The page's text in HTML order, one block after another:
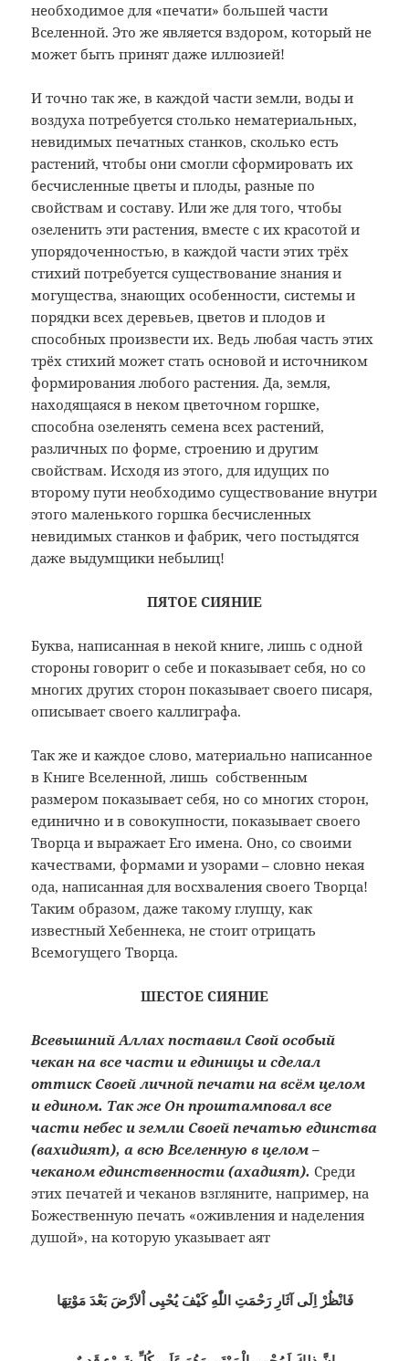
необходимое для «печати» большей части
Вселенной. Это же является вздором, который не
может быть принят даже иллюзией!
И точно так же, в каждой части земли, воды и
воздуха потребуется столько нематериальных,
невидимых печатных станков, сколько есть
растений, чтобы они смогли сформировать их
бесчисленные цветы и плоды, разные по
свойствам и составу. Или же для того, чтобы
озеленить эти растения, вместе с их красотой и
упорядоченностью, в каждой части этих трёх
стихий потребуется существование знания и
могущества, знающих особенности, системы и
порядки всех деревьев, цветов и плодов и
способных произвести их. Ведь любая часть этих
трёх стихий может стать основой и источником
формирования любого растения. Да, земля,
находящаяся в неком цветочном горшке,
способна озеленять семена всех растений,
различных по форме, строению и другим
свойствам. Исходя из этого, для идущих по
второму пути необходимо существование внутри
этого маленького горшка бесчисленных
невидимых станков и фабрик, чего постыдятся
даже выдумщики небылиц!
ПЯТОЕ СИЯНИЕ
Буква, написанная в некой книге, лишь c одной
стороны говорит о себе и показывает себя, но со
многих других сторон показывает своего писаря,
описывает своего каллиграфа.
Так же и каждое слово, материально написанное
в Книге Вселенной, лишь собственным
размером показывает себя, но со многих сторон,
единично и в совокупности, показывает своего
Творца и выражает Его имена. Оно, со своими
качествами, формами и узорами – словно некая
ода, написанная для восхваления своего Творца!
Таким образом, даже такому глупцу, как
известный Хебеннека, не стоит отрицать
Всемогущего Творца.
ШЕСТОЕ СИЯНИЕ
Всевышний Аллах поставил Свой особый
чекан на все части и единицы и сделал
оттиск Своей личной печати на всём целом
и едином. Так же Он проштамповал все
части небес и земли Своей печатью единства
(вахидият), а всю Вселенную в целом –
чеканом единственности (ахадият). Среди
этих печатей и чеканов взгляните, например, на
Божественную печать «оживления и наделения
душой», на которую указывает аят
فَانْظُرْ اِلَى آثَارِ رَحْمَتِ اللّٰهِ كَيْفَ يُحْيِى اْلاَرْضَ بَعْدَ مَوْتِهَا